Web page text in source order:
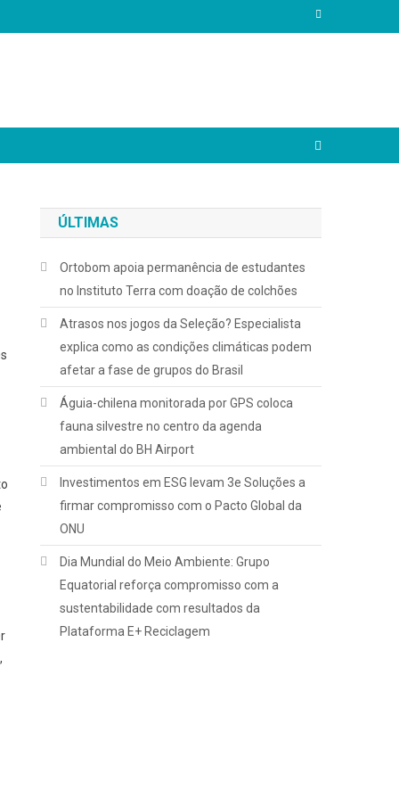
,
ÚLTIMAS
Ortobom apoia permanência de estudantes
no Instituto Terra com doação de colchões
Atrasos nos jogos da Seleção? Especialista
explica como as condições climáticas podem
afetar a fase de grupos do Brasil
Águia-chilena monitorada por GPS coloca
fauna silvestre no centro da agenda
ambiental do BH Airport
Investimentos em ESG levam 3e Soluções a
firmar compromisso com o Pacto Global da
ONU
Dia Mundial do Meio Ambiente: Grupo
Equatorial reforça compromisso com a
sustentabilidade com resultados da
Plataforma E+ Reciclagem